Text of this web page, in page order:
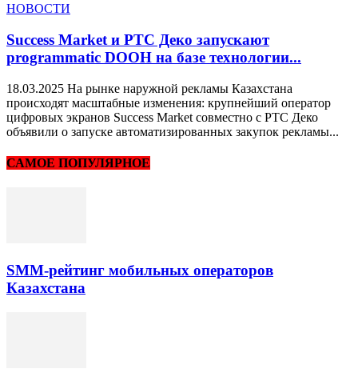
НОВОСТИ
Success Market и РТС Деко запускают
programmatic DOOH на базе технологии...
18.03.2025 На рынке наружной рекламы Казахстана
происходят масштабные изменения: крупнейший оператор
цифровых экранов Success Market совместно с РТС Деко
объявили о запуске автоматизированных закупок рекламы...
САМОЕ ПОПУЛЯРНОЕ
SMM-рейтинг мобильных операторов
Казахстана